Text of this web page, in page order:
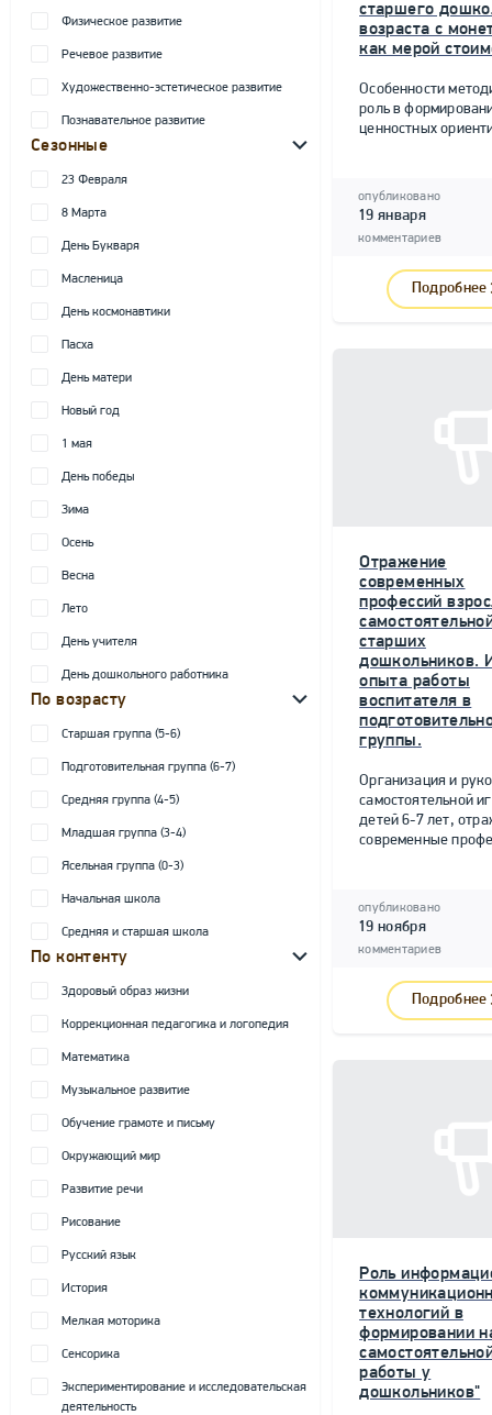
Физическое развитие
Речевое развитие
Художественно-эстетическое развитие
Познавательное развитие
Сезонные
23 Февраля
8 Марта
День Букваря
Масленица
День космонавтики
Пасха
День матери
Новый год
1 мая
День победы
Зима
Осень
Весна
Лето
День учителя
День дошкольного работника
По возрасту
Старшая группа (5-6)
Подготовительная группа (6-7)
Средняя группа (4-5)
Младшая группа (3-4)
Ясельная группа (0-3)
Начальная школа
Средняя и старшая школа
По контенту
Здоровый образ жизни
Коррекционная педагогика и логопедия
Математика
Музыкальное развитие
Обучение грамоте и письму
Окружающий мир
Развитие речи
Рисование
Русский язык
История
Мелкая моторика
Сенсорика
Экспериментирование и исследовательская
деятельность
старшего
возраста с
как мерой
Особенности
роль в
ценностных
опубликовано
19 января
комментариев
Подробнее
Отражение
современных
профессий
старших
дошкольников.
опыта работы
воспитателя в
группы.
Организация и
самостоятельной
детей 6-7 лет,
современные
опубликовано
19 ноября
комментариев
Подробнее
Роль
технологий в
формировании
работы у
дошкольников"